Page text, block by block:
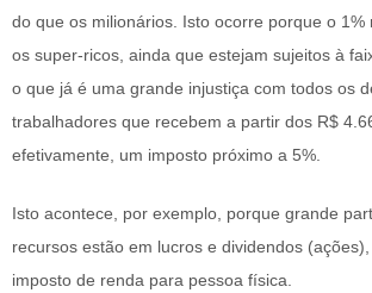
do que os milionários. Isto ocorre porque o 1%
os super-ricos, ainda que estejam sujeitos à
o que já é uma grande injustiça com todos os
trabalhadores que recebem a partir dos R$
efetivamente, um imposto próximo a 5%.
Isto acontece, por exemplo, porque grande
recursos estão em lucros e dividendos
imposto de renda para pessoa física.